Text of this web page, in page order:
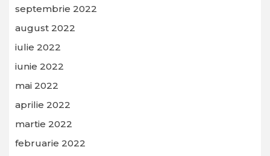
septembrie 2022
august 2022
iulie 2022
iunie 2022
mai 2022
aprilie 2022
martie 2022
februarie 2022